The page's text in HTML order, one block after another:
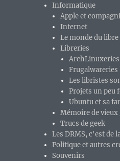
Informatique
Apple et
Internet
Le monde du
Libreries
ArchLinuxeries
Frugalwareries
Les libristes
Projets un peu
Ubuntu et sa
Mémoire de vieux
Trucs de geek
Les DRMS, c'est de
Politique et autres
Souvenirs